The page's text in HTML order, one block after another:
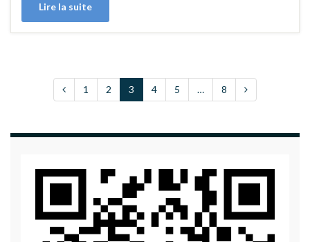
Lire la suite
1 2 3 4 5 … 8